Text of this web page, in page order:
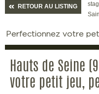
RETOUR AU LISTING
Perfectionnez votre
Hauts de Seine
votre petit jeu,